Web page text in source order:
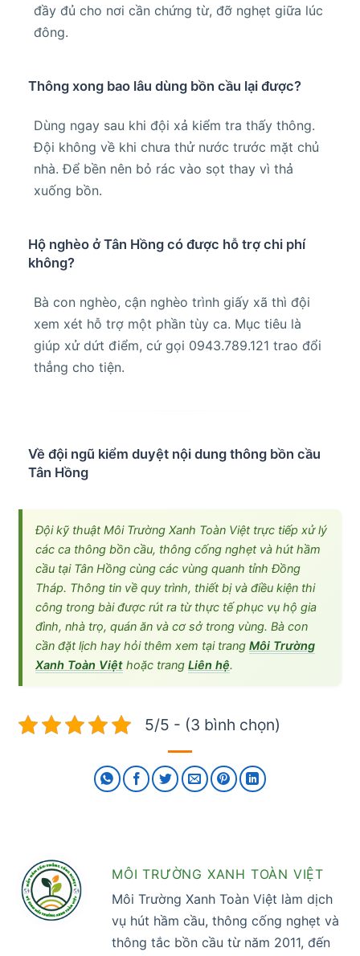
đầy đủ cho nơi cần chứng từ, đỡ nghẹt giữa lúc
đông.
Thông xong bao lâu dùng bồn cầu lại được?
Dùng ngay sau khi đội xả kiểm tra thấy thông.
Đội không về khi chưa thử nước trước mặt chủ
nhà. Để bền nên bỏ rác vào sọt thay vì thả
xuống bồn.
Hộ nghèo ở Tân Hồng có được hỗ trợ chi phí
không?
Bà con nghèo, cận nghèo trình giấy xã thì đội
xem xét hỗ trợ một phần tùy ca. Mục tiêu là
giúp xử dứt điểm, cứ gọi 0943.789.121 trao đổi
thẳng cho tiện.
Về đội ngũ kiểm duyệt nội dung thông bồn cầu
Tân Hồng
Đội kỹ thuật Môi Trường Xanh Toàn Việt trực tiếp xử lý
các ca thông bồn cầu, thông cống nghẹt và hút hầm
cầu tại Tân Hồng cùng các vùng quanh tỉnh Đồng
Tháp. Thông tin về quy trình, thiết bị và điều kiện thi
công trong bài được rút ra từ thực tế phục vụ hộ gia
đình, nhà trọ, quán ăn và cơ sở trong vùng. Bà con
cần đặt lịch hay hỏi thêm xem tại trang Môi Trường
Xanh Toàn Việt hoặc trang Liên hệ.
5/5 - (3 bình chọn)
MÔI TRƯỜNG XANH TOÀN VIỆT
Môi Trường Xanh Toàn Việt làm dịch
vụ hút hầm cầu, thông cống nghẹt và
thông tắc bồn cầu từ năm 2011, đến